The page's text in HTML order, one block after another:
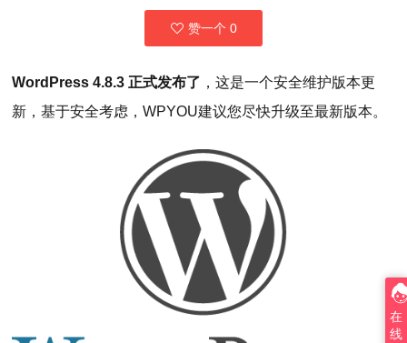
赞一个 0
WordPress 4.8.3 正式发布了 ，这是一个安全维护版本更
新，基于安全考虑，WPYOU建议您尽快升级至最新版本。
在
线